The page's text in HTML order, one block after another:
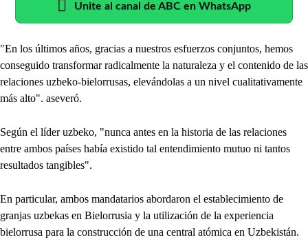
Unite al canal de ABC en WhatsApp
"En los últimos años, gracias a nuestros esfuerzos conjuntos, hemos
conseguido transformar radicalmente la naturaleza y el contenido de las
relaciones uzbeko-bielorrusas, elevándolas a un nivel cualitativamente
más alto". aseveró.
Según el líder uzbeko, "nunca antes en la historia de las relaciones
entre ambos países había existido tal entendimiento mutuo ni tantos
resultados tangibles".
En particular, ambos mandatarios abordaron el establecimiento de
granjas uzbekas en Bielorrusia y la utilización de la experiencia
bielorrusa para la construcción de una central atómica en Uzbekistán.